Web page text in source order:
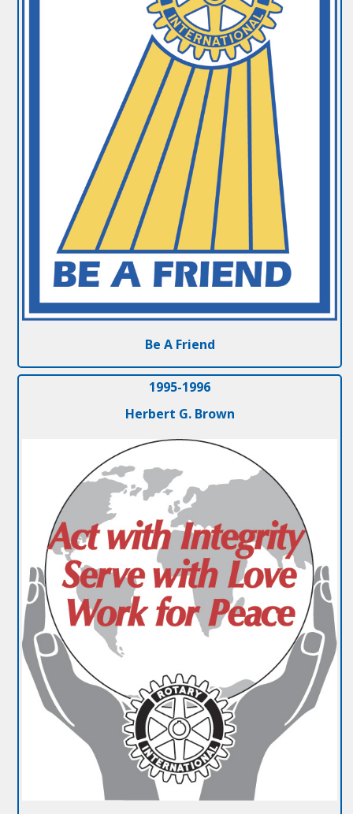
Be A Friend
1995-1996
Herbert G. Brown